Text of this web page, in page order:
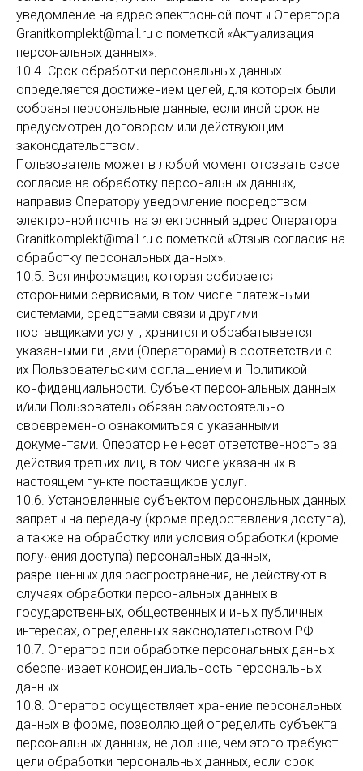
уведомление на адрес электронной почты Оператора
Granitkomplekt@mail.ru с пометкой «Актуализация
персональных данных».
10.4. Срок обработки персональных данных
определяется достижением целей, для которых были
собраны персональные данные, если иной срок не
предусмотрен договором или действующим
законодательством.
Пользователь может в любой момент отозвать свое
согласие на обработку персональных данных,
направив Оператору уведомление посредством
электронной почты на электронный адрес Оператора
Granitkomplekt@mail.ru с пометкой «Отзыв согласия на
обработку персональных данных».
10.5. Вся информация, которая собирается
сторонними сервисами, в том числе платежными
системами, средствами связи и другими
поставщиками услуг, хранится и обрабатывается
указанными лицами (Операторами) в соответствии с
их Пользовательским соглашением и Политикой
конфиденциальности. Субъект персональных данных
и/или Пользователь обязан самостоятельно
своевременно ознакомиться с указанными
документами. Оператор не несет ответственность за
действия третьих лиц, в том числе указанных в
настоящем пункте поставщиков услуг.
10.6. Установленные субъектом персональных данных
запреты на передачу (кроме предоставления доступа),
а также на обработку или условия обработки (кроме
получения доступа) персональных данных,
разрешенных для распространения, не действуют в
случаях обработки персональных данных в
государственных, общественных и иных публичных
интересах, определенных законодательством РФ.
10.7. Оператор при обработке персональных данных
обеспечивает конфиденциальность персональных
данных.
10.8. Оператор осуществляет хранение персональных
данных в форме, позволяющей определить субъекта
персональных данных, не дольше, чем этого требуют
цели обработки персональных данных, если срок